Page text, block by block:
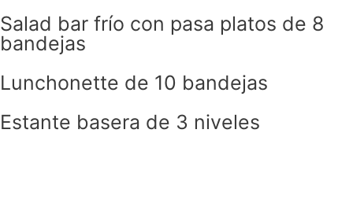
Salad bar frío con pasa platos de 8
bandejas
Lunchonette de 10 bandejas
Estante basera de 3 niveles